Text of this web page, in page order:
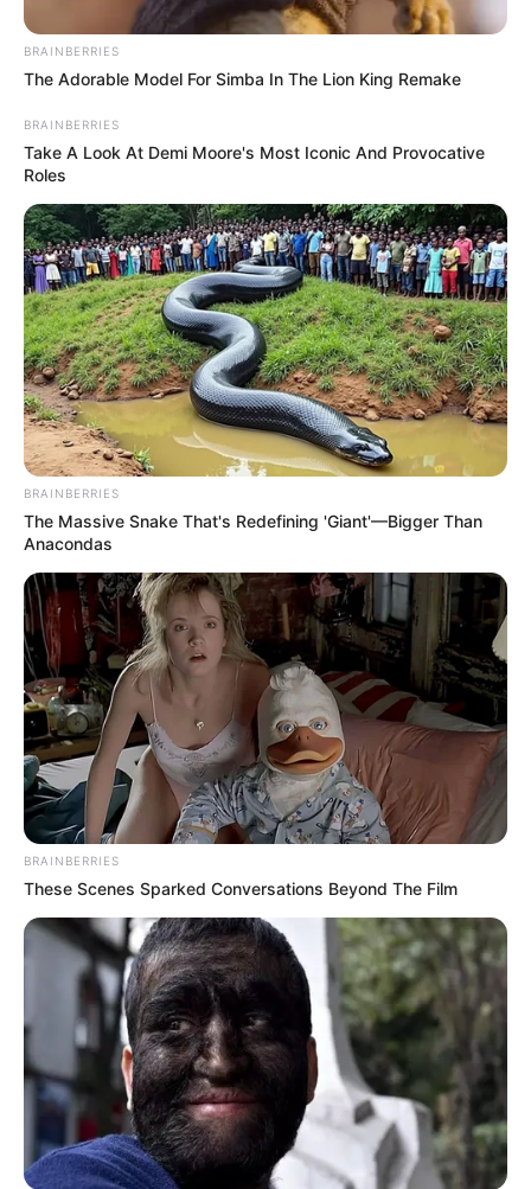
Kijevi idő szerint 19 órakor érkezett bejelentés a
katasztrófavédelemhez arról, hogy a Munkács-
Rohatyin H-09 jelű, országos jelentőségű főúton
mintegy harminc méteres szakaszon Taracköz és
Bedőháza között leomlott a Tarac folyón átívelő
egy személyautó a mélybe zuhant.
A közzétett információ szerint három ember sérült
meg, köztük két gyerek. A sérülteket kórházba
szállították.
BRAINBERRIES
The Adorable Model For Simba In The Lion King Remake
BRAINBERRIES
Take A Look At Demi Moore's Most Iconic And Provocative
Roles
BRAINBERRIES
The Massive Snake That's Redefining 'Giant'—Bigger Than
Anacondas
BRAINBERRIES
These Scenes Sparked Conversations Beyond The Film